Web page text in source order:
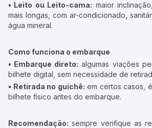
• Leito ou Leito-cama: maior
mais longas, com ar-condicionado,
água mineral.
Como funciona o embarque
• Embarque direto: algumas viações
bilhete digital, sem necessidade de
• Retirada no guichê: em certos casos,
bilhete físico antes do embarque.
Recomendação: sempre verifique as